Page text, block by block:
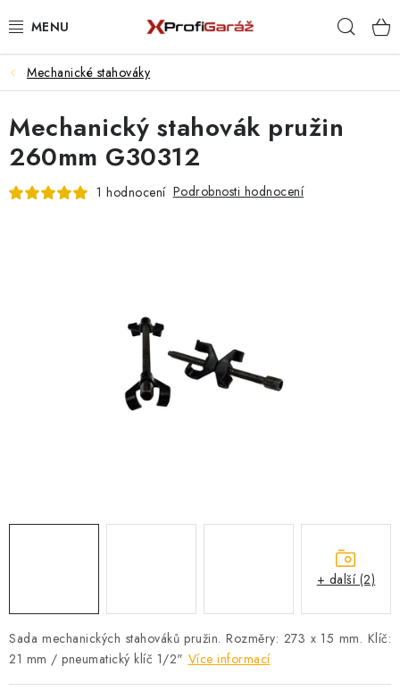
na
REALIZACE & ŘEŠENÍ
AKCE A NOVINKY
VYBAVENÍ PNEUSERVISU
Cookies
Ochrana osobních údajú
Jak funguje Zásilkovna?
LICENCE K FOTOGRAFIÍM
Doplňkové služby Profigaráž.cz
Mechanické stahováky
Sada mechanických stahováků pružin. Rozměry: 273 x 15 mm. Klíč:
21 mm / pneumatický klíč 1/2" Více informací
Mechanický stahovák pružin
260mm G30312
1 hodnocení Podrobnosti hodnocení
+ další (2)